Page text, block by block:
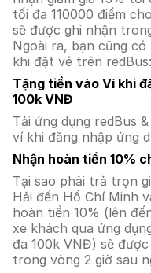
tối đa 110000 điểm
sẽ được ghi nhận
Ngoài ra, bạn cũng
khi đặt vé trên redBus:
Tặng tiền vào Ví khi
100k VNĐ
Tải ứng dụng redBus
ví khi đăng nhập ứng
Nhận hoàn tiền 10%
Tại sao phải trả trọn
Hải đến Hồ Chí Minh
hoàn tiền 10% (lên
xe khách qua ứng
đa 100k VNĐ) sẽ
trong vòng 2 giờ sau